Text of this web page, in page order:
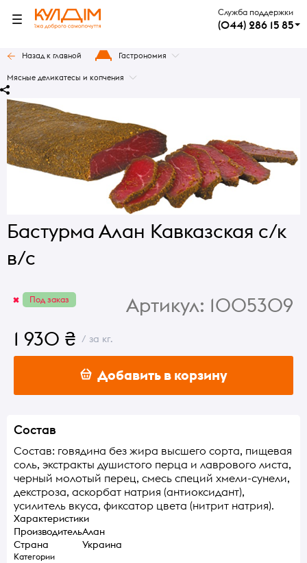
Служба поддержки
(044) 286 15 85
Назад к главной Гастрономия
Мясные деликатесы и копчения
Бастурма Алан Кавказская с/к
в/с
Под заказ Артикул: 1005309
1 930 ₴ / за кг.
Добавить в корзину
Состав
Состав: говядина без жира высшего сорта, пищевая
соль, экстракты душистого перца и лаврового листа,
черный молотый перец, смесь специй хмели-сунели,
декстроза, аскорбат натрия (антиоксидант),
усилитель вкуса, фиксатор цвета (нитрит натрия).
Характеристики
ПроизводительАлан
Страна
Украина
Категории